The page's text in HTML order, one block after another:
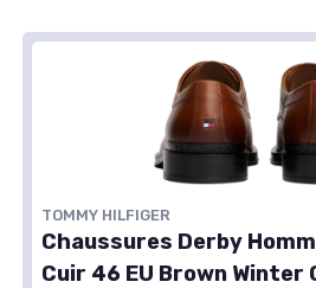
TOMMY HILFIGER
Chaussures Derby
Cuir 46 EU Brown Winter